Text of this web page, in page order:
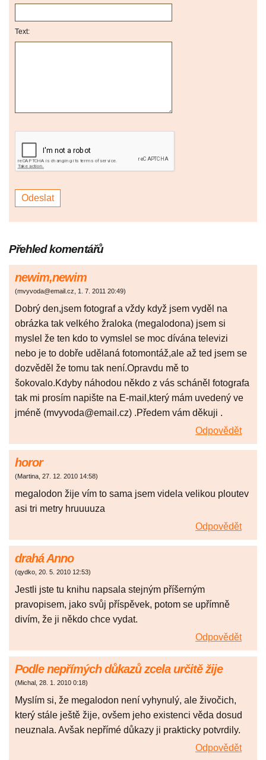
Text:
Přehled komentářů
newim,newim
(mvyvoda@email.cz, 1. 7. 2011 20:49)
Dobrý den,jsem fotograf a vždy když jsem vyděl na
obrázka tak velkého žraloka (megalodona) jsem si
myslel že ten kdo to vymslel se moc dívána televizi
nebo je to dobře udělaná fotomontáž,ale až ted jsem se
dozvěděl že tomu tak není.Opravdu mě to
šokovalo.Kdyby náhodou někdo z vás scháněl fotografa
tak mi prosím napište na E-mail,který mám uvedený ve
jméně (mvyvoda@email.cz) .Předem vám děkuji .
Odpovědět
horor
(Martina, 27. 12. 2010 14:58)
megalodon žije vím to sama jsem videla velikou ploutev
asi tri metry hruuuuza
Odpovědět
drahá Anno
(qydko, 20. 5. 2010 12:53)
Jestli jste tu knihu napsala stejným příšerným
pravopisem, jako svůj příspěvek, potom se upřímně
divím, že ji někdo chce vydat.
Odpovědět
Podle nepřímých důkazů zcela určitě žije
(Michal , 28. 1. 2010 0:18)
Myslím si, že megalodon není vyhynulý, ale živočich,
který stále ještě žije, ovšem jeho existenci věda dosud
neuznala. Avšak nepřímé důkazy ji prakticky potvrdily.
Odpovědět